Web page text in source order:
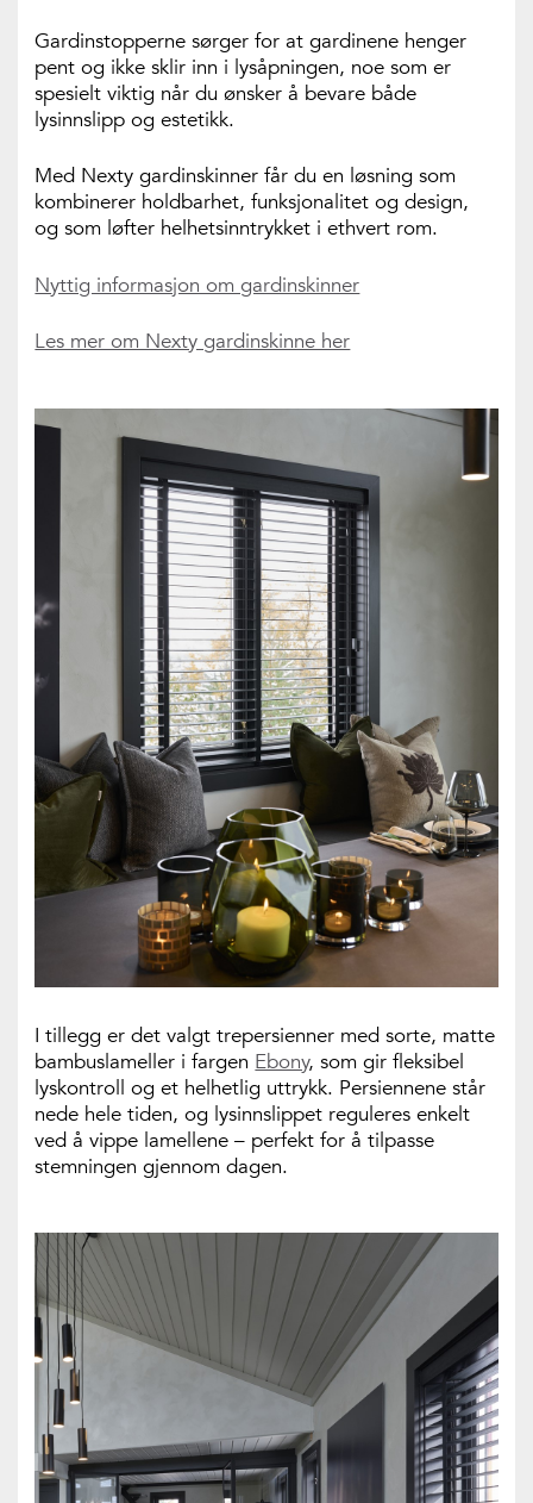
Gardinstopperne sørger for at gardinene henger
pent og ikke sklir inn i lysåpningen, noe som er
spesielt viktig når du ønsker å bevare både
lysinnslipp og estetikk.
Med Nexty gardinskinner får du en løsning som
kombinerer holdbarhet, funksjonalitet og design,
og som løfter helhetsinntrykket i ethvert rom.
Nyttig informasjon om gardinskinner
Les mer om Nexty gardinskinne her
I tillegg er det valgt trepersienner med sorte, matte
bambuslameller i fargen Ebony, som gir fleksibel
lyskontroll og et helhetlig uttrykk. Persiennene står
nede hele tiden, og lysinnslippet reguleres enkelt
ved å vippe lamellene – perfekt for å tilpasse
stemningen gjennom dagen.